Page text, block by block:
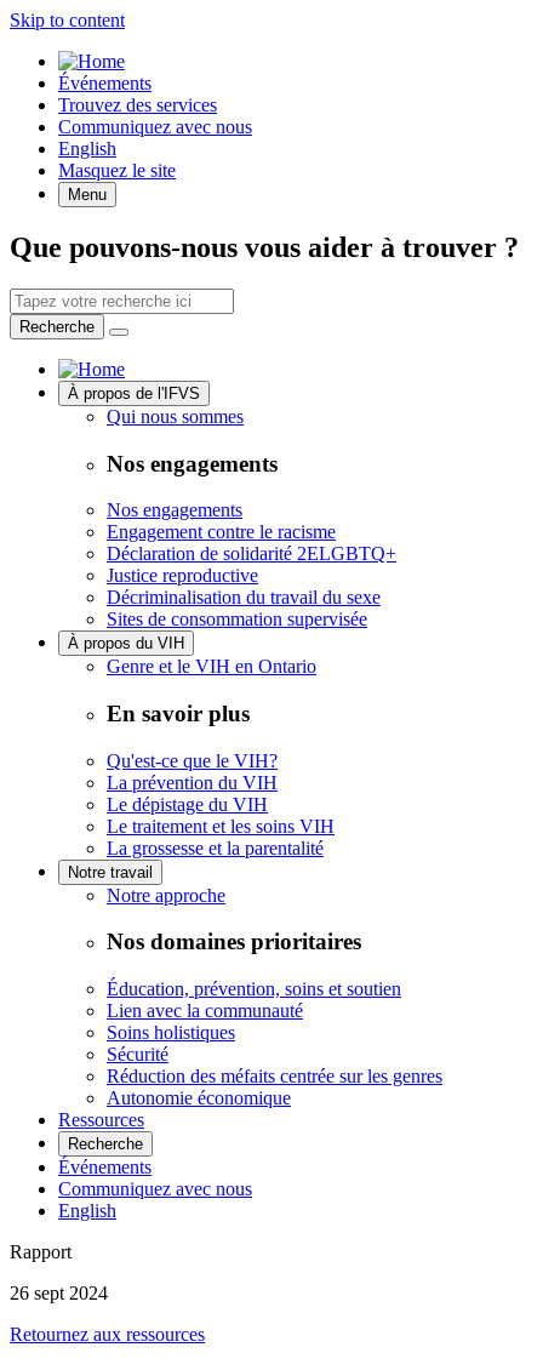
Skip to content
Quick
AccessÉvénements
Trouvez des services
Communiquez avec nous
English
Masquez le site
Menu
Que pouvons-nous vous aider à trouver ?
Search
by
keyword
Recherche
Site
Navigation
À propos de l'IFVS
Qui nous sommes
Nos engagements
Nos engagements
Engagement contre le racisme
Déclaration de solidarité 2ELGBTQ+
Justice reproductive
Décriminalisation du travail du sexe
Sites de consommation supervisée
À propos du VIH
Genre et le VIH en Ontario
En savoir plus
Qu'est-ce que le VIH?
La prévention du VIH
Le dépistage du VIH
Le traitement et les soins VIH
La grossesse et la parentalité
Notre travail
Notre approche
Nos domaines prioritaires
Éducation, prévention, soins et soutien
Lien avec la communauté
Soins holistiques
Sécurité
Réduction des méfaits centrée sur les genres
Autonomie économique
Ressources
Recherche
Événements
Communiquez avec nous
English
Rapport
26 sept 2024
Retournez aux ressources